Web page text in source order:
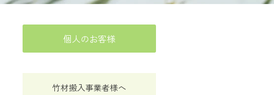
個人のお客様
竹材搬入事業者様へ